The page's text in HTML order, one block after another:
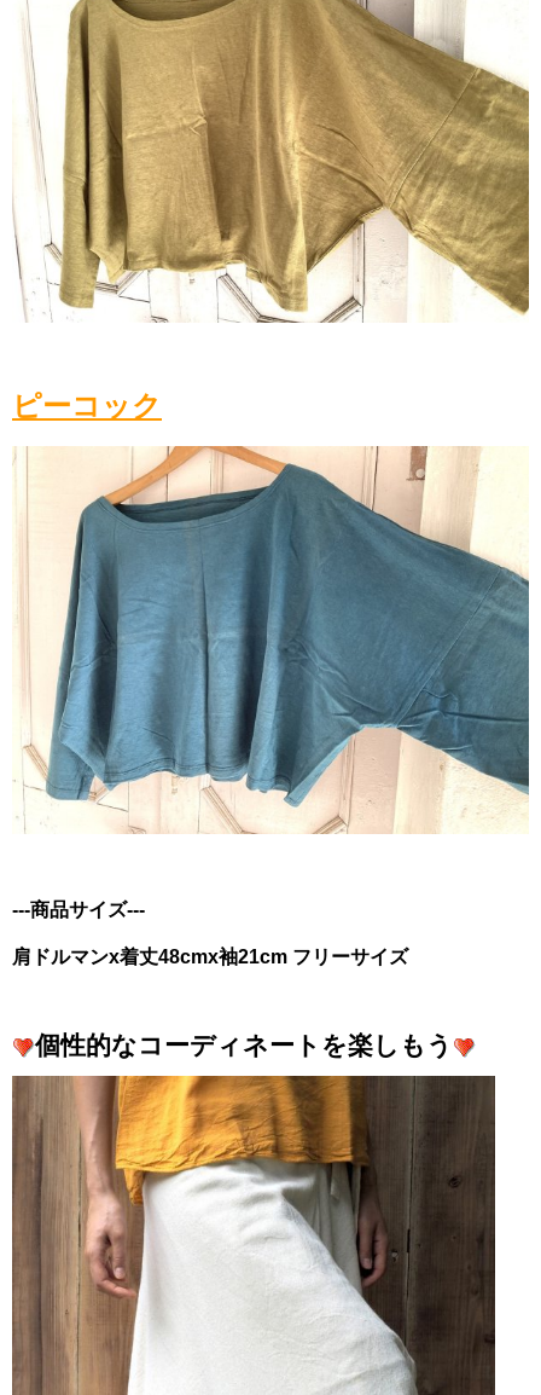
ピーコック
---商品サイズ---
肩ドルマンx着丈48cmx袖21cm フリーサイズ
個性的なコーディネートを楽しもう